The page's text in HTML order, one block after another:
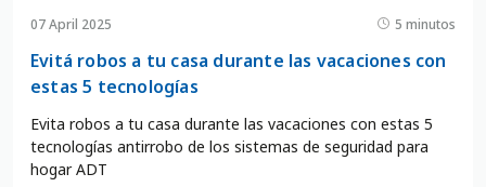
07 April 2025 5 minutos
Evitá robos a tu casa durante las vacaciones con
estas 5 tecnologías
Evita robos a tu casa durante las vacaciones con estas 5
tecnologías antirrobo de los sistemas de seguridad para
hogar ADT